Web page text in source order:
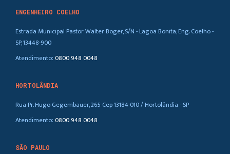
ENGENHEIRO COELHO
Estrada Municipal Pastor Walter Boger, S/N - Lagoa Bonita, Eng. Coelho -
SP, 13448-900
Atendimento:0800 948 0048
HORTOLÂNDIA
Rua Pr. Hugo Gegembauer, 265 Cep 13184-010 / Hortolândia - SP
Atendimento:0800 948 0048
SÃO PAULO